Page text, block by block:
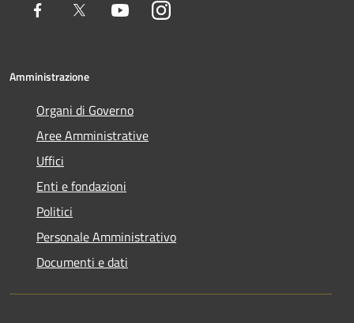
Facebook Twitter YoutubeInstagram
Amministrazione
Organi di Governo
Aree Amministrative
Uffici
Enti e fondazioni
Politici
Personale Amministrativo
Documenti e dati